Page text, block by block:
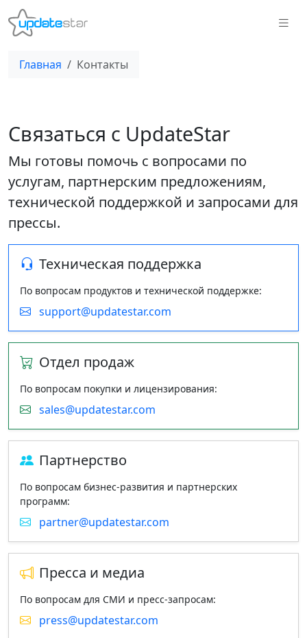
Главная Контакты
Связаться с UpdateStar
Мы готовы помочь с вопросами по
услугам, партнерским предложениям,
технической поддержкой и запросами для
прессы.
Техническая поддержка
По вопросам продуктов и технической поддержке:
support@updatestar.com
Отдел продаж
По вопросам покупки и лицензирования:
sales@updatestar.com
Партнерство
По вопросам бизнес‑развития и партнерских
программ:
partner@updatestar.com
Пресса и медиа
По вопросам для СМИ и пресс‑запросам:
press@updatestar.com